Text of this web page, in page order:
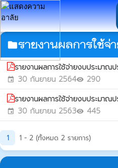
folderรายงานผลการใช้จ่
รายงานผลการใช้จ่ายงบประมาณ
event 30 กันยายน 2564visibility 290
รายงานผลการใช้จ่ายงบประมาณ
event 30 กันยายน 2563visibility 445
1 1 - 2 (ทั้งหมด 2 รายการ)